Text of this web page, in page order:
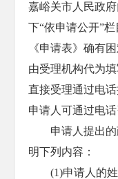
嘉峪关市人民政
下“依申请公开”
《申请表》确有
由受理机构代为
直接受理通过电
申请人可通过电话
申请人提出
明下列内容：
(1)申请人的